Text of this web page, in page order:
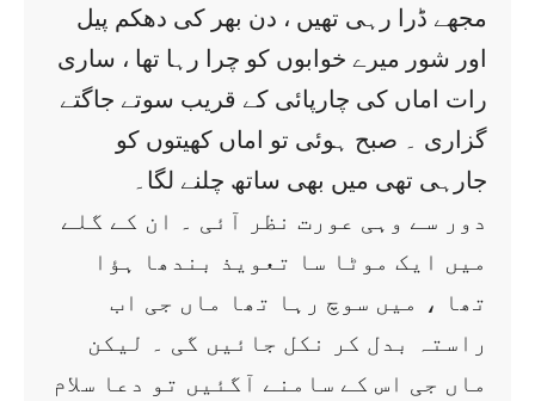
مجھے ڈرا رہی تھیں ، دن بھر کی دھکم پیل
اور شور میرے خوابوں کو چرا رہا تھا ، ساری
رات اماں کی چارپائی کے قریب سوتے جاگتے
گزاری ۔ صبح ہوئی تو اماں کھیتوں کو
جارہی تھی میں بھی ساتھ چلنے لگا۔
دور سے وہی عورت نظر آئی ۔ ان کے گلے
میں ایک موٹا سا تعویذ بندھا ہؤا
تھا ، میں سوچ رہا تھا ماں جی اب
راستہ بدل کر نکل جائیں گی ۔ لیکن
ماں جی اس کے سامنے آگئیں تو دعا سلام